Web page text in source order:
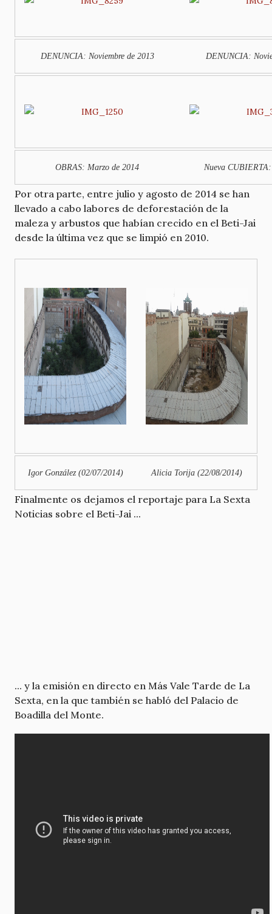
DENUNCIA: Noviembre de 2013 DENUNCIA:
OBRAS: Marzo de 2014 Nueva
Por otra parte, entre julio y agosto de 2014 se han
llevado a cabo labores de deforestación de la
maleza y arbustos que habían crecido en el Beti-Jai
desde la última vez que se limpió en 2010.
Igor González (02/07/2014) Alicia Torija (22/08/2014)
Finalmente os dejamos el reportaje para La Sexta
Noticias sobre el Beti-Jai ...
... y la emisión en directo en Más Vale Tarde de La
Sexta, en la que también se habló del Palacio de
Boadilla del Monte.